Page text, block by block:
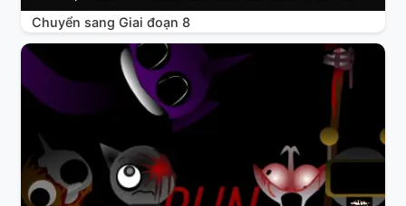
Chuyển sang Giai đoạn 8